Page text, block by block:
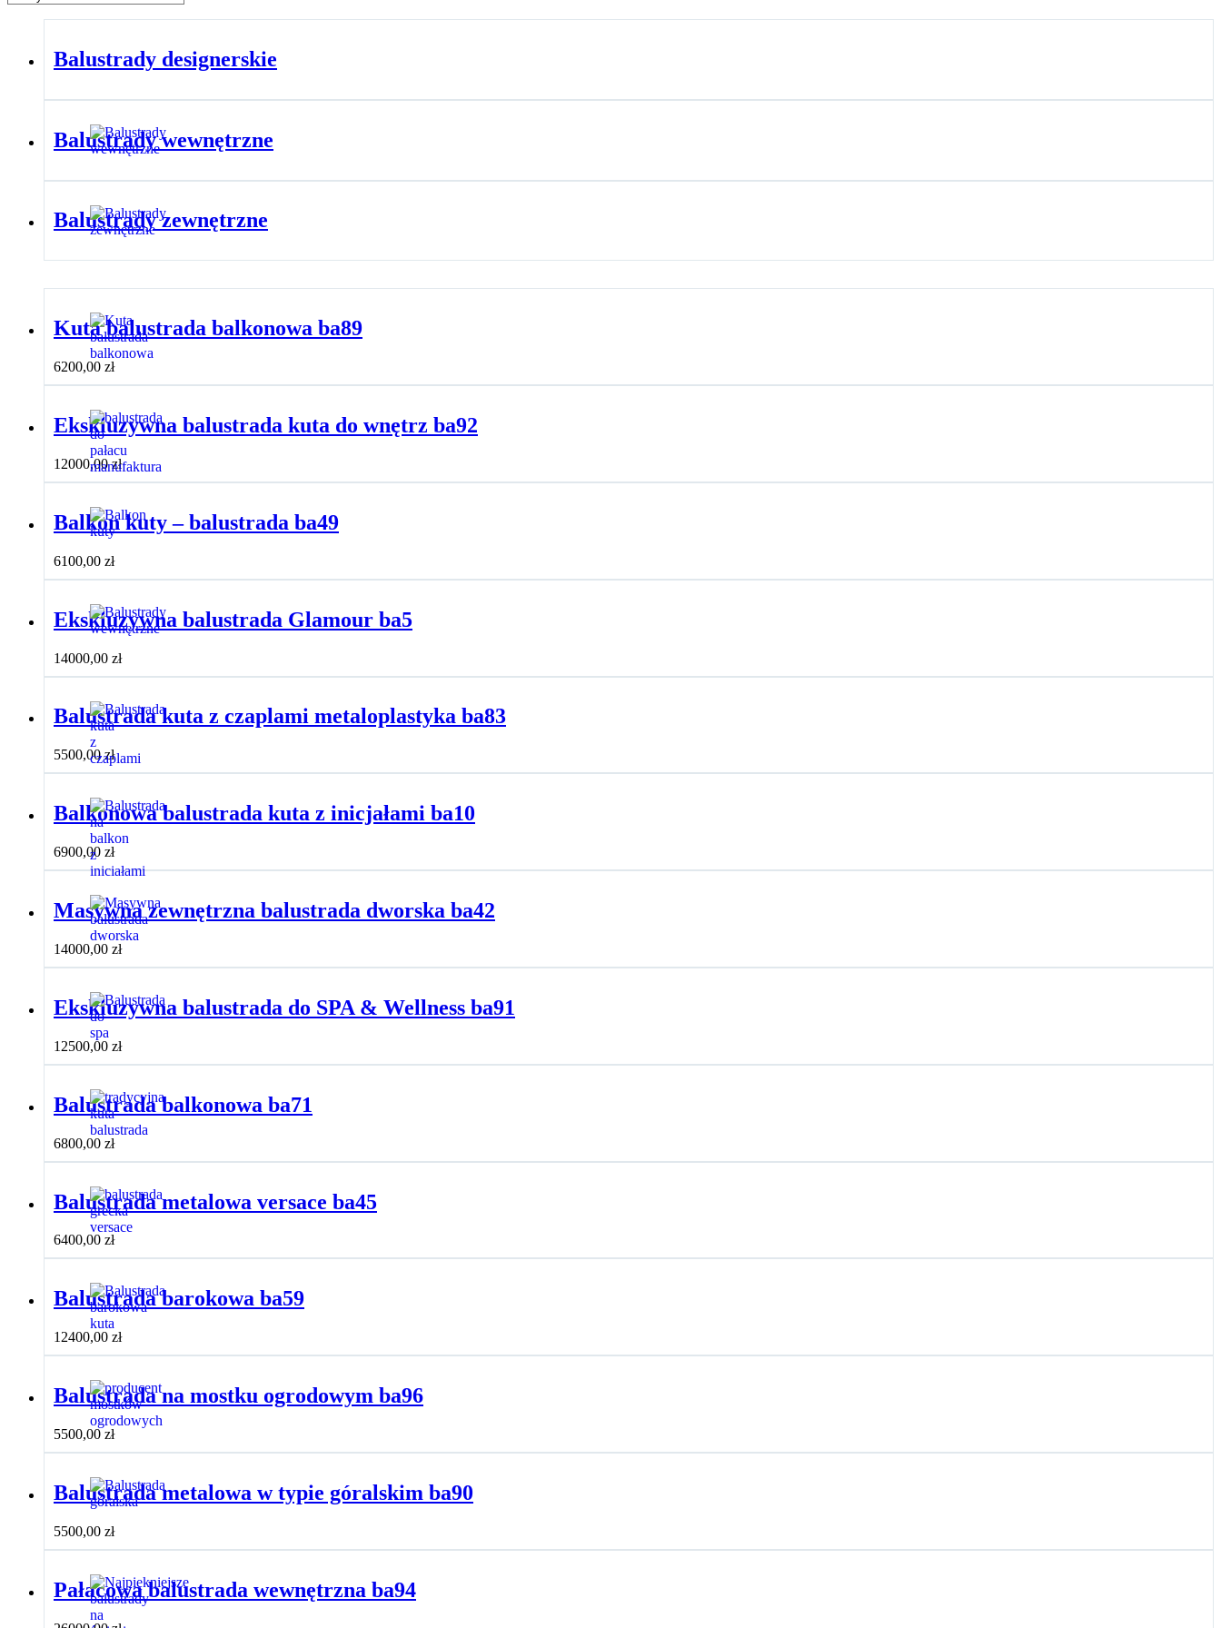
Balustrady designerskie
Balustrady wewnętrzne
Balustrady zewnętrzne
Kuta balustrada balkonowa ba89
6200,00 zł
Ekskluzywna balustrada kuta do wnętrz ba92
12000,00zł
Balkon kuty – balustrada ba49
6100,00 zł
Ekskluzywna balustrada Glamour ba5
14000,00 zł
Balustrada kuta z czaplami metaloplastyka ba83
5500,00zł
Balkonowa balustrada kuta z inicjałami ba10
6900,00 zł
Masywna zewnętrzna balustrada dworska ba42
14000,00 zł
Ekskluzywna balustrada do SPA & Wellness ba91
12500,00 zł
Balustrada balkonowa ba71
6800,00 zł
Balustrada metalowa versace ba45
6400,00 zł
Balustrada barokowa ba59
12400,00 zł
Balustrada na mostku ogrodowym ba96
5500,00 zł
Balustrada metalowa w typie góralskim ba90
5500,00 zł
Pałacowa balustrada wewnętrzna ba94